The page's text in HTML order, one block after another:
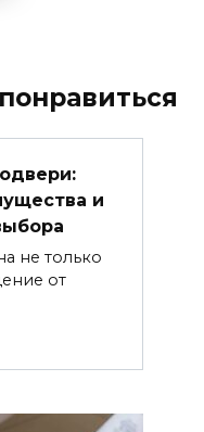
и
не только
от